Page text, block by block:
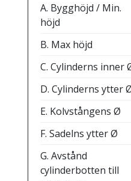
A. Bygghöjd / Min.
höjd
B. Max höjd
C. Cylinderns inner
D. Cylinderns ytter
E. Kolvstångens Ø
F. Sadelns ytter Ø
G. Avstånd
cylinderbotten till